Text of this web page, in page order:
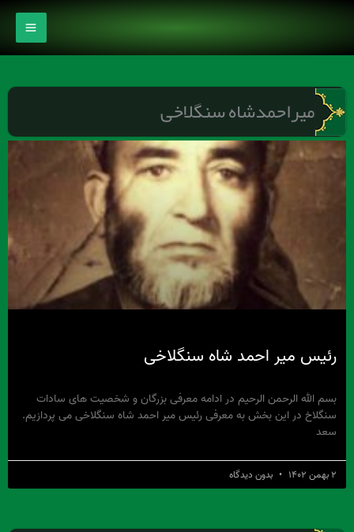
محتوا
میراحمدشاه سنگلاخی
رئیس میر احمد شاه سنگلاخی
بسم الله الرحمن الرحیم در ادامه معرفی بزرگان و شخصیت های سادات
سنگلاخ در این بخش به معرفی رئیس میر احمد شاه سنگلاخی می پردازیم.
سعد
۲ بهمن ۱۴۰۲ بدون دیدگاه